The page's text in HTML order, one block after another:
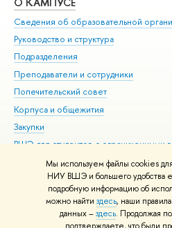
Мы используем файлы cookies
НИУ ВШЭ и большего удобства
подробную информацию об
можно найти здесь, наши
данных –здесь. Продолжая
Сведения об образовательной
Руководство и структура
Подразделения
Преподаватели и сотрудники
Попечительский совет
Корпуса и общежития
Закупки
ВШЭ для студентов с ограниченными
здоровья и инвалидностью
Версия для слабовидящих
Единая платежная страница